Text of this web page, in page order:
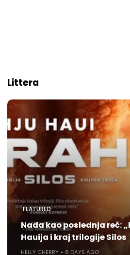
Littera
FEATURED
Nada kao poslednja reč:
Hauija i kraj trilogije Silos
HELLY CHERRY 8 DAYS AGO